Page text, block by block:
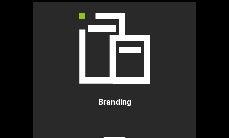
Branding